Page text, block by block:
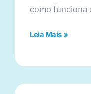
como funciona
Leia Mais »